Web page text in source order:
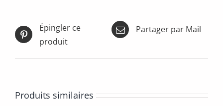
Épingler ce
produit
Partager par Mail
Produits similaires